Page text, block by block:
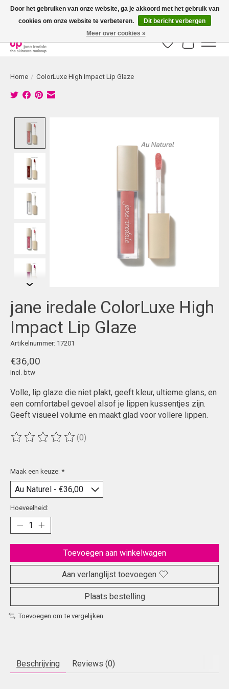
Bestellingen boven € 50,00 worden altijd gratis verzonden!
Verlanglijst
Home / ColorLuxe High Impact Lip Glaze
jane iredale ColorLuxe High
Impact Lip Glaze
Artikelnummer: 17201
€36,00
Incl. btw
Volle, lip glaze die niet plakt, geeft kleur, ultieme glans, en
een comfortabel gevoel alsof je lippen kussentjes zijn.
Geeft visueel volume en maakt glad voor vollere lippen.
De beoordeling van dit product is
(0)
Maak een keuze: *
Hoeveelheid:
Toevoegen aan winkelwagen
Aan verlanglijst toevoegen
Plaats bestelling
Toevoegen om te vergelijken
Beschrijving Reviews (0)
Door het gebruiken van onze website, ga je akkoord met het gebruik van
cookies om onze website te verbeteren.
Dit bericht verbergen
Meer over cookies »